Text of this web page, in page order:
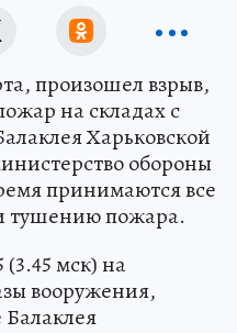
произошел взрыв,
на складах с
Харьковской
обороны
принимаются все
тушению пожара.
(3.45 мск) на
вооружения,